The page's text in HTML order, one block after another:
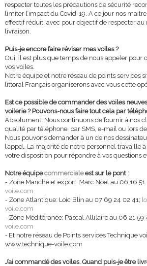
respecter toutes les précautions de sécurité
limiter l’impact du Covid-19. A ce jour nos
effectif réduit, avec pour objectif de respecter
livraison.
Puis-je encore faire réviser mes voiles ?
Oui, il est plus que temps de nous appeler pour
vos voiles.
Notre équipe et notre réseau de points services
littoral Français organiserons avec vous cette
Est ce possible de commander des voiles
voilerie ? Pouvons-nous faire tout cela par
Absolument. Nous continuons de fournir à nos
qualité par téléphone, par SMS, e-mail ou lors
Nous pouvons demander à un de nos
l’appel. La majorité de notre personnel travaille
votre disposition pour répondre à vos questions
Notre équipecommercialeest sur le pont :
- Zone Manche et export: Marc Noel au 06 16 51
voile.com
- Zone Atlantique: Loic Blin au 07 69 24 02 41;
voile.com
- Zone Méditéranée: Pascal Allilaire au 06 21 59
voile.com
- Et notre réseau de Points services Technique
www.technique-voile.com
J’ai commandé des voiles. Quand puis-je être